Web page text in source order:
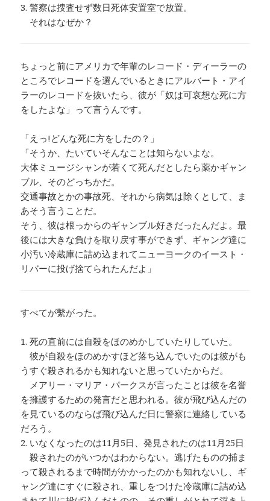
3. 警察は捜査せず数日死体安置室で放置。
それはなぜか？
ちょっと前にアメリカで年輩のレコード・ディーラーの
ところでレコードを選んでいるときにアルバート・アイ
ラーのレコードを抜いたら、彼が「奴は可哀想な死に方
をしたよな」って言うんです。
「えっ!どんな死に方をしたの？」
「そうか、たいていそんなことは知らないよな。
大体ミュージシャンが若くて死んだとしたら薬かギャン
ブル、そのどっちかだ。
交通事故とかの事故死、それから病気は除くとして、ま
あそう言うことだ。
そう、彼は根っからのギャンブル好きだったんだよ。最
後には大きな負けを取り戻す事ができず、ギャング達に
小汚い冷蔵庫に詰め込まれてニューヨークのイースト・
リバーに投げ捨てられたんだよ」
すべてが繫がった。
1. 死の直前には自殺をほのめかしていたりしていた。
彼が自殺をほのめかすほど落ち込んでいたのは彼がも
うすぐ殺されるかも知れないと思っていたからだ。
メアリー・マリア・パークスが言ったことは彼を名誉
を擁護するための発言だと思われる。彼が飛び込んだの
を見ているのならば飛び込んだ日に警察に連絡している
だろう。
2. いなくなったのは11月5日、発見されたのは11月25日
殺されたのがいつかはわからない。逃げたものの捕ま
って殺されるまで時間がかかったのかも知れないし、ギ
ャング達にすぐに殺され、重しをつけた冷蔵庫に詰め込